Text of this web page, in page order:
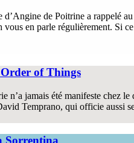
d’Angine de Poitrine a rappelé
vous en parle régulièrement. Si
of Things
n’a jamais été manifeste chez
Temprano, qui officie aussi